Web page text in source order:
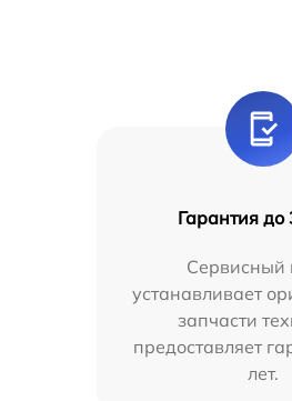
Гарантия до
Сервисный
устанавливает
запчасти
предоставляет
лет.